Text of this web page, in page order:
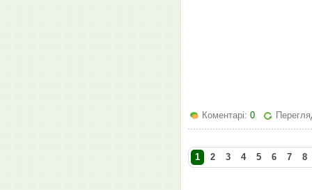
Коментарі: 0
1 2 3 4 5 6 7 8